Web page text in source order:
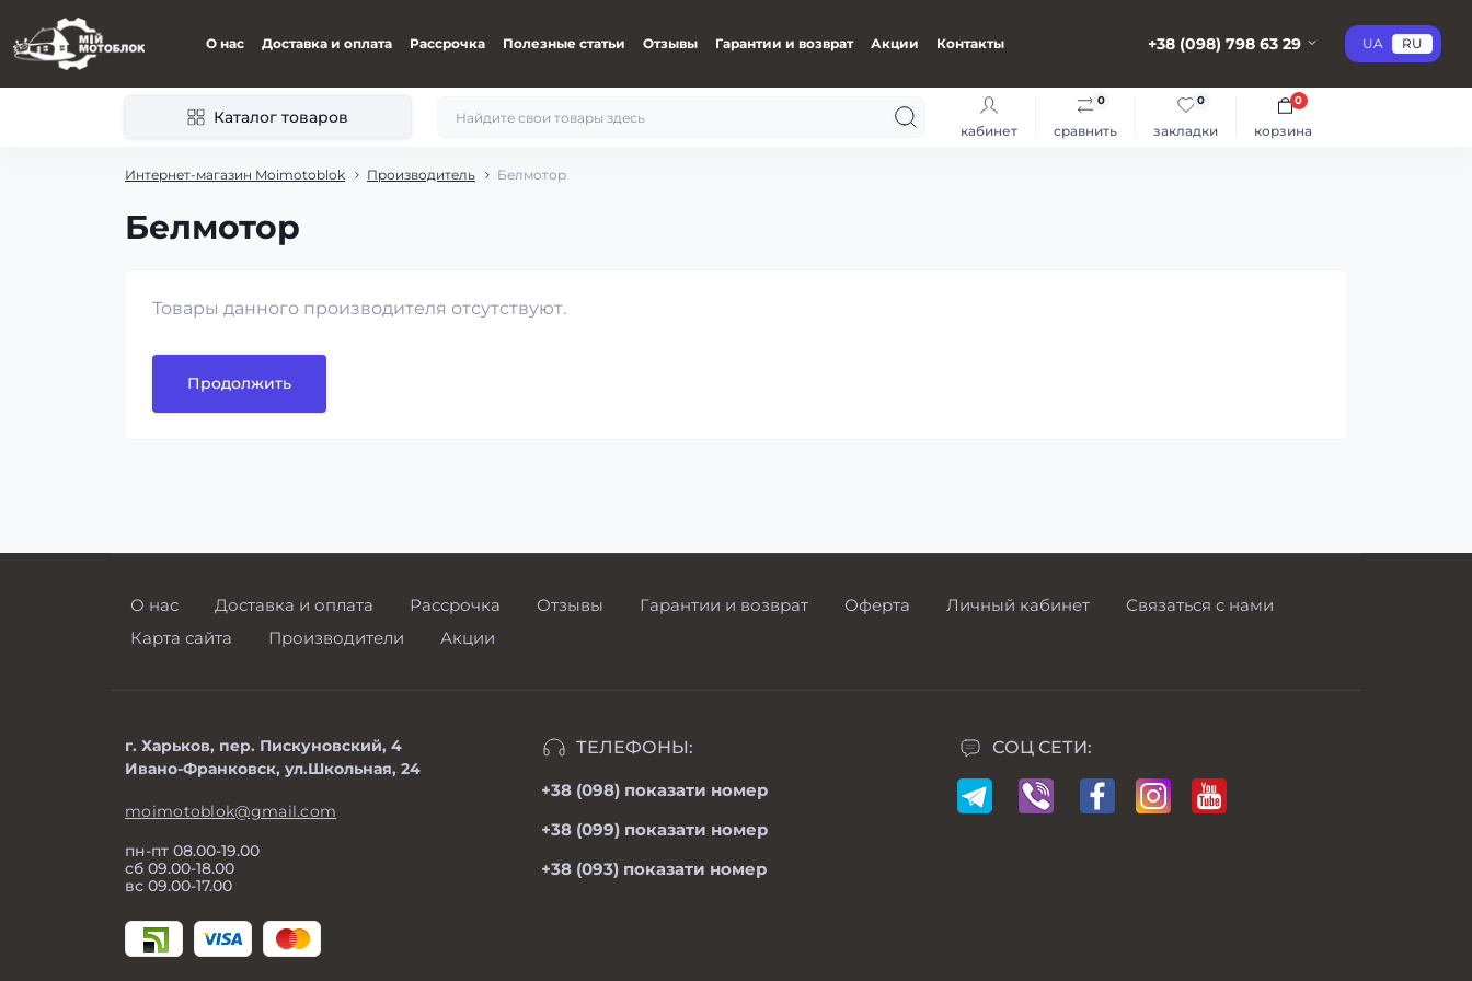
О нас Доставка и оплата Рассрочка Полезные статьи Отзывы Гарантии и возврат Акции Контакты +38 (098) 798 63 29 UA RU
Каталог товаров
кабинет сравнить
0
закладки
0
корзина
0
Интернет-магазин Moimotoblok Производитель Белмотор
Белмотор
Товары данного производителя отсутствуют.
Продолжить
О нас Доставка и оплата Рассрочка Отзывы Гарантии и возврат Оферта Личный кабинет
Связаться с нами
Карта сайта
Производители Акции
г. Харьков, пер. Пискуновский, 4
Ивано-Франковск, ул.Школьная, 24
moimotoblok@gmail.com
пн-пт 08.00-19.00
сб 09.00-18.00
вс 09.00-17.00
ТЕЛЕФОНЫ:
+38 (098) показати номер
+38 (099) показати номер
+38 (093) показати номер
СОЦ СЕТИ: